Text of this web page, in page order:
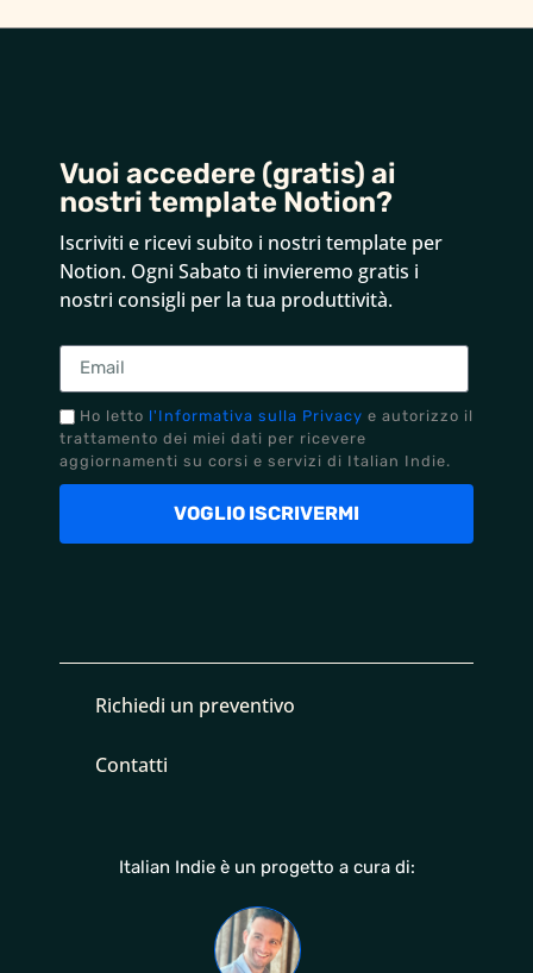
Vuoi accedere (gratis) ai
nostri template Notion?
Iscriviti e ricevi subito i nostri template per
Notion. Ogni Sabato ti invieremo gratis i
nostri consigli per la tua produttività.
Ho letto l'Informativa sulla Privacy e autorizzo il
trattamento dei miei dati per ricevere
aggiornamenti su corsi e servizi di Italian Indie.
VOGLIO ISCRIVERMI
Italian Indie è un progetto a cura di:
Richiedi un preventivo
Contatti